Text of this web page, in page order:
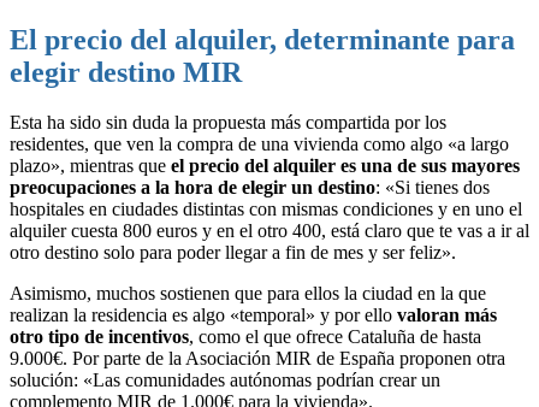
El precio del alquiler, determinante para
elegir destino MIR
Esta ha sido sin duda la propuesta más compartida por los
residentes, que ven la compra de una vivienda como algo «a largo
plazo», mientras que el precio del alquiler es una de sus mayores
preocupaciones a la hora de elegir un destino: «Si tienes dos
hospitales en ciudades distintas con mismas condiciones y en uno el
alquiler cuesta 800 euros y en el otro 400, está claro que te vas a ir al
otro destino solo para poder llegar a fin de mes y ser feliz».
Asimismo, muchos sostienen que para ellos la ciudad en la que
realizan la residencia es algo «temporal» y por ello valoran más
otro tipo de incentivos, como el que ofrece Cataluña de hasta
9.000€. Por parte de la Asociación MIR de España proponen otra
solución: «Las comunidades autónomas podrían crear un
complemento MIR de 1.000€ para la vivienda».